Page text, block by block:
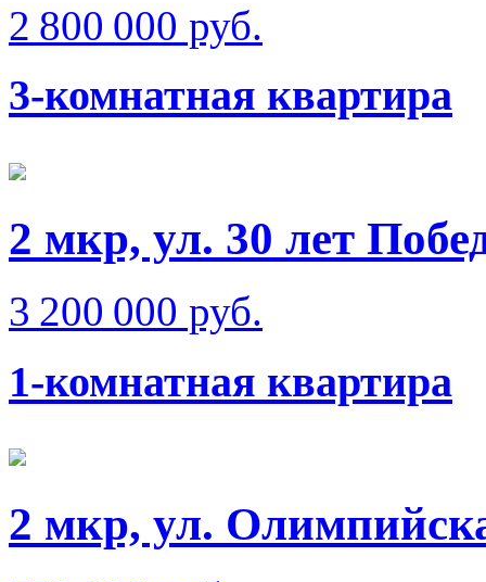
2 800 000 руб.
3-комнатная квартира
2 мкр, ул. 30 лет
3 200 000 руб.
1-комнатная квартира
2 мкр, ул.